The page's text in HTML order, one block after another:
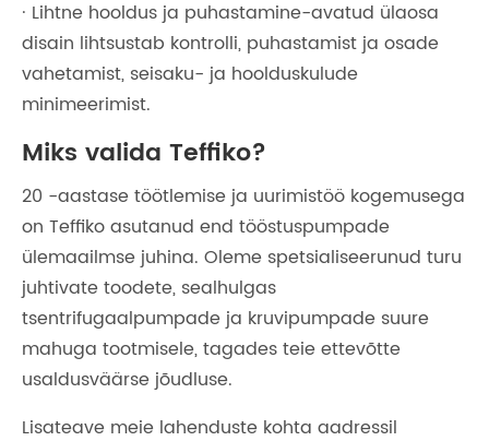
· Lihtne hooldus ja puhastamine-avatud ülaosa
disain lihtsustab kontrolli, puhastamist ja osade
vahetamist, seisaku- ja hoolduskulude
minimeerimist.
Miks valida Teffiko?
20 -aastase töötlemise ja uurimistöö kogemusega
on Teffiko asutanud end tööstuspumpade
ülemaailmse juhina. Oleme spetsialiseerunud turu
juhtivate toodete, sealhulgas
tsentrifugaalpumpade ja kruvipumpade suure
mahuga tootmisele, tagades teie ettevõtte
usaldusväärse jõudluse.
Lisateave meie lahenduste kohta aadressil